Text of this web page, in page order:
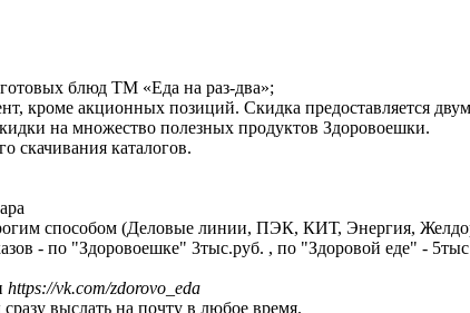
блюд ТМ «Еда на раз-два»;
кроме акционных позиций. Скидка предоставляется
на множество полезных продуктов Здоровоешки.
скачивания каталогов.
способом (Деловые линии, ПЭК, КИТ, Энергия,
- по "Здоровоешке" 3тыс.руб. , по "Здоровой еде" -
https://vk.com/zdorovo_eda
выслать на почту в любое время.